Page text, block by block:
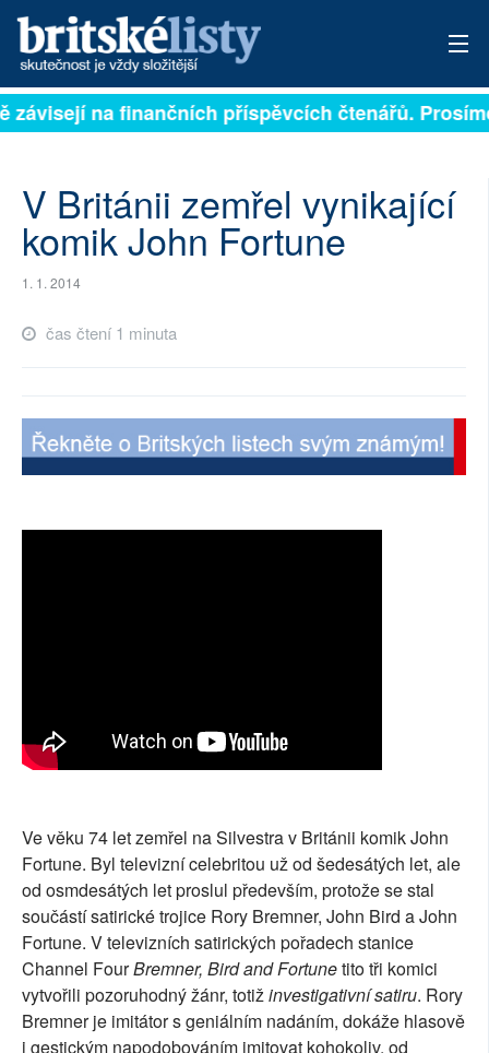
PŘIHLÁSIT
ARCHIV
AUTOŘI
na finančních příspěvcích čtenářů.
V Británii zemřel vynikající
komik John Fortune
1. 1. 2014
čas čtení 1 minuta
Ve věku 74 let zemřel na Silvestra v Británii komik John
Fortune. Byl televizní celebritou už od šedesátých let, ale
od osmdesátých let proslul především, protože se stal
součástí satirické trojice Rory Bremner, John Bird a John
Fortune. V televizních satirických pořadech stanice
Channel FourBremner, Bird and Fortunetito tři komici
vytvořili pozoruhodný žánr, totižinvestigativní satiru. Rory
Bremner je imitátor s geniálním nadáním, dokáže hlasově
i gestickým napodobováním imitovat kohokoliv, od